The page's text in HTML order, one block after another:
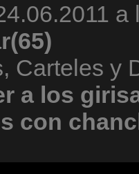
a
Carteles y
a los
con